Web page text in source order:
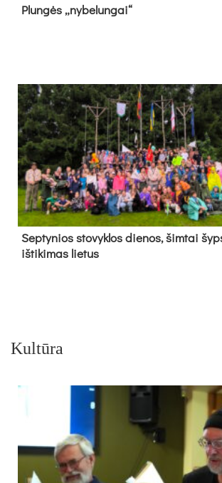
Plun­gės „ny­be­lun­gai“
Sep­ty­nios sto­vyk­los die­nos, šim­tai
iš­ti­ki­mas lie­tus
Kultūra